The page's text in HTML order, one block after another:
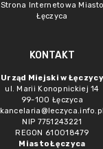
Strona Internetowa Miasto
Łęczyca
KONTAKT
Urząd Miejski w Łęczycy
ul. Marii Konopnickiej 14
99-100 Łęczyca
kancelaria@leczyca.info.pl
NIP 7751243221
REGON 610018479
Miasto Łęczyca